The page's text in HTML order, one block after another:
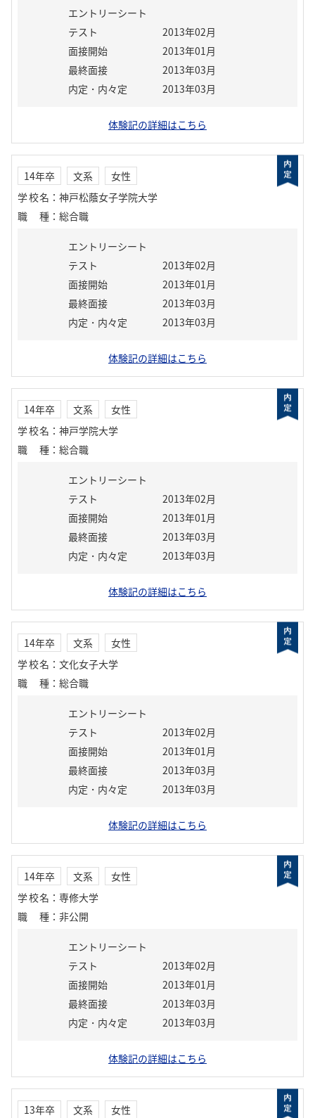
エントリーシート
テスト
2013年02月
面接開始
2013年01月
最終面接
2013年03月
内定・内々定
2013年03月
体験記の詳細はこちら
14年卒 文系
女性
学校名 ： 神戸松蔭女子学院大学
職種 ： 総合職
エントリーシート
テスト
2013年02月
面接開始
2013年01月
最終面接
2013年03月
内定・内々定
2013年03月
体験記の詳細はこちら
14年卒 文系
女性
学校名 ： 神戸学院大学
職種 ： 総合職
エントリーシート
テスト
2013年02月
面接開始
2013年01月
最終面接
2013年03月
内定・内々定
2013年03月
体験記の詳細はこちら
14年卒 文系
女性
学校名 ： 文化女子大学
職種 ： 総合職
エントリーシート
テスト
2013年02月
面接開始
2013年01月
最終面接
2013年03月
内定・内々定
2013年03月
体験記の詳細はこちら
14年卒 文系
女性
学校名 ： 専修大学
職種 ： 非公開
エントリーシート
テスト
2013年02月
面接開始
2013年01月
最終面接
2013年03月
内定・内々定
2013年03月
体験記の詳細はこちら
13年卒 文系 女性